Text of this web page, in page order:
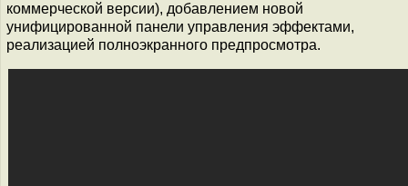
коммерческой версии), добавлением новой
унифицированной панели управления эффектами,
реализацией полноэкранного предпросмотра.